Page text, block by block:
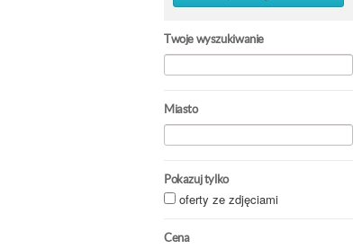
Twoje wyszukiwanie
Miasto
Pokazuj tylko
oferty ze zdjęciami
Cena